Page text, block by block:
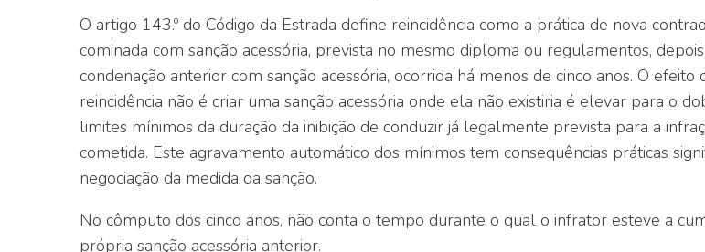
O artigo 143.º do Código da Estrada define reincidência como a prática de nova
cominada com sanção acessória, prevista no mesmo diploma ou regulamentos,
condenação anterior com sanção acessória, ocorrida há menos de cinco anos. O efeito
reincidência não é criar uma sanção acessória onde ela não existiria é elevar para o
limites mínimos da duração da inibição de conduzir já legalmente prevista para a
cometida. Este agravamento automático dos mínimos tem consequências práticas
negociação da medida da sanção.
No cômputo dos cinco anos, não conta o tempo durante o qual o infrator esteve a
própria sanção acessória anterior.